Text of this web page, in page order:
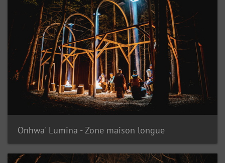
Onhwa' Lumina - Zone maison longue